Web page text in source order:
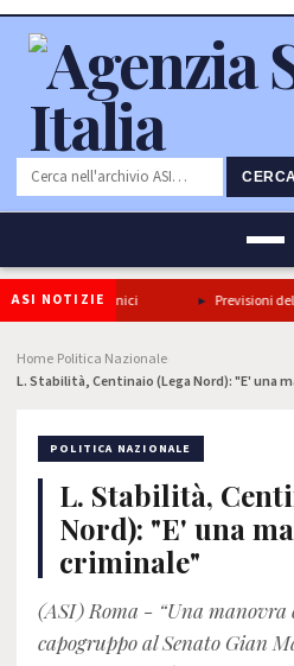
ASI NOTIZIE
in tre piatti iconici Previsioni del
Home Politica Nazionale
L. Stabilità, Centinaio (Lega Nord): "E' una
POLITICA NAZIONALE
L. Stabilità,
Nord): "E' una
criminale"
(ASI) Roma - “Una manovra
capogruppo al Senato Gian